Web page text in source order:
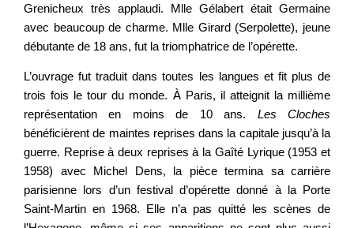
Grenicheux très applaudi. Mlle Gélabert était Germaine
avec beaucoup de charme. Mlle Girard (Serpolette), jeune
débutante de 18 ans, fut la triomphatrice de l’opérette.
L’ouvrage fut traduit dans toutes les langues et fit plus de
trois fois le tour du monde. À Paris, il atteignit la millième
représentation en moins de 10 ans. Les Cloches
bénéficièrent de maintes reprises dans la capitale jusqu’à la
guerre. Reprise à deux reprises à la Gaîté Lyrique (1953 et
1958) avec Michel Dens, la pièce termina sa carrière
parisienne lors d’un festival d’opérette donné à la Porte
Saint-Martin en 1968. Elle n’a pas quitté les scènes de